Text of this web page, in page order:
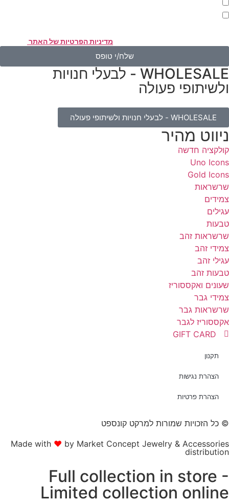
מדיניות הפרטיות של האתר
שלח/י טופס
WHOLESALE - לבעלי חנויות
ולשיתופי פעולה
WHOLESALE - לבעלי חנויות ולשיתופי פעולה
ניווט מהיר
קולקציה חדשה
Uno Icons
Gold Icons
שרשראות
צמידים
עגילים
טבעות
שרשראות זהב
צמידי זהב
עגילי זהב
טבעות זהב
שעונים ואקססוריז
צמידי גבר
שרשראות גבר
אקססוריז לגבר
GIFT CARD
תקנון
הצהרת נגישות
הצהרת פרטיות
© כל הזכויות שמורות למרקט קונספט
Made with ❤ by Market Concept Jewelry & Accessories
distribution
Full collection in store -
Limited collection online